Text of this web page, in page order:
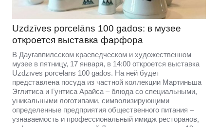
Uzdzīves porcelāns 100 gados: в музее
откроется выставка фарфора
В Даугавпилсском краеведческом и художественном
музее в пятницу, 17 января, в 14:00 откроется выставка
Uzdzīves porcelāns 100 gados. На ней будет
представлена посуда из частной коллекции Мартиньша
Эглитиса и Гунтиса Арайса – блюда со специальными,
уникальными логотипами, символизирующими
определенные предприятия общественного питания –
узнаваемость и профессиональный имидж ресторанов,